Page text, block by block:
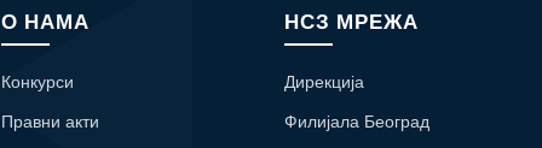
О НАМА
Конкурси
Правни акти
НСЗ МРЕЖА
Дирекција
Филијала Београд